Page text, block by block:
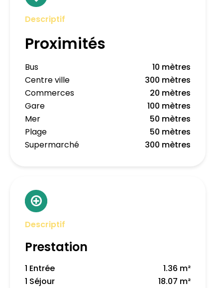
Descriptif
Proximités
Bus
10 mètres
Centre ville
300 mètres
Commerces
20 mètres
Gare
100 mètres
Mer
50 mètres
Plage
50 mètres
Supermarché
300 mètres
Descriptif
Prestation
1 Entrée
1.36 m²
1 Séjour
18.07 m²